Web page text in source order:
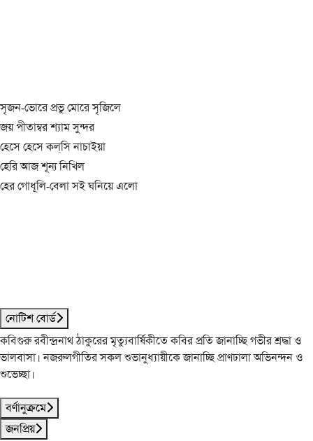
সৃজন-ভোরে প্রভু মোরে সৃজিলে
জয় পীতাম্বর শ্যাম সুন্দর
হেসে হেসে কল্‌সি নাচাইয়া
হেরি আজ শূন্য নিখিল
হের গোধূলি-বেলা সই ঘনিয়ে এলো
নোটিশ বোর্ড
কবিগুরু রবীন্দ্রনাথ ঠাকুরের মৃত্যুবার্ষিকীতে কবির প্রতি জানাচ্ছি গভীর শ্রদ্ধা ও
ভালবাসা। নজরুলগীতির সকল শুভানুধ্যায়ীকে জানাচ্ছি প্রাণঢালা অভিনন্দন ও
শুভেচ্ছা।
বর্ণানুক্রমে
জনপ্রিয়